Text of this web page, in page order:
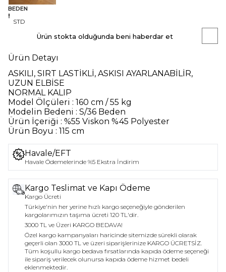
BEDEN
STD
Ürün stokta olduğunda beni haberdar et
Ürün Detayı
ASKILI, SIRT LASTİKLİ, ASKISI AYARLANABİLİR,
UZUN ELBİSE
NORMAL KALIP
Model Ölçüleri : 160 cm / 55 kg
Modelin Bedeni : S/36 Beden
Ürün İçeriği : %55 Viskon %45 Polyester
Ürün Boyu : 115 cm
Havale/EFT
Havale Ödemelerinde %5 Ekstra İndirim
Kargo Teslimat ve Kapı Ödeme
Kargo Ücreti
Türkiye'nin her yerine hızlı kargo seçeneğiyle gönderilen
kargolarımızın taşıma ücreti 120 TL'dir.
3000 TL ve Üzeri KARGO BEDAVA!
Özel kargo kampanyaları haricinde sitemizde sürekli olarak
geçerli olan 3000 TL ve üzeri siparişlerinize KARGO ÜCRETSİZ.
Tüm koşullu kargo bedava fırsatlarında kapıda ödeme seçeneği
ile sipariş verilecek olunursa kapıda ödeme hizmet bedeli
eklenmektedir.